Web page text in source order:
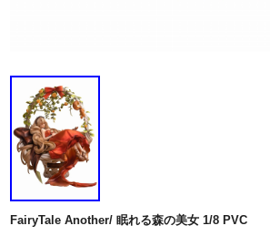
FairyTale Another/ 眠れる森の美女 1/8 PVC